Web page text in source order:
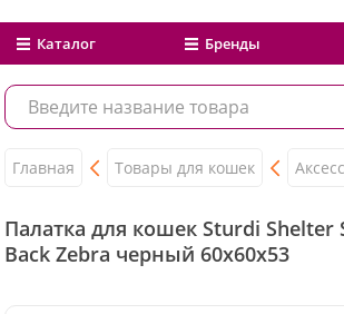
Каталог Бренды
Главная Товары для кошек
Палатка для кошек Sturdi Shelter
Back Zebra черный 60x60x53